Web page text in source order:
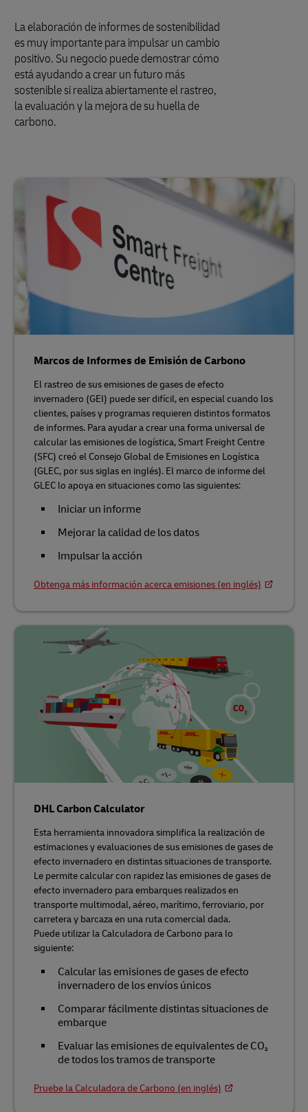
La elaboración de informes de sostenibilidad
es muy importante para impulsar un cambio
positivo. Su negocio puede demostrar cómo
está ayudando a crear un futuro más
sostenible si realiza abiertamente el rastreo,
la evaluación y la mejora de su huella de
carbono.
Marcos de Informes de Emisión de Carbono
El rastreo de sus emisiones de gases de efecto
invernadero (GEI) puede ser difícil, en especial cuando los
clientes, países y programas requieren distintos formatos
de informes. Para ayudar a crear una forma universal de
calcular las emisiones de logística, Smart Freight Centre
(SFC) creó el Consejo Global de Emisiones en Logística
(GLEC, por sus siglas en inglés). El marco de informe del
GLEC lo apoya en situaciones como las siguientes:
Iniciar un informe
Mejorar la calidad de los datos
Impulsar la acción
Obtenga más información acerca emisiones (en inglés)
DHL Carbon Calculator
Esta herramienta innovadora simplifica la realización de
estimaciones y evaluaciones de sus emisiones de gases de
efecto invernadero en distintas situaciones de transporte.
Le permite calcular con rapidez las emisiones de gases de
efecto invernadero para embarques realizados en
transporte multimodal, aéreo, marítimo, ferroviario, por
carretera y barcaza en una ruta comercial dada.
Puede utilizar la Calculadora de Carbono para lo
siguiente:
Calcular las emisiones de gases de efecto
invernadero de los envíos únicos
Comparar fácilmente distintas situaciones de
embarque
Evaluar las emisiones de equivalentes de CO₂
de todos los tramos de transporte
Pruebe la Calculadora de Carbono (en inglés)